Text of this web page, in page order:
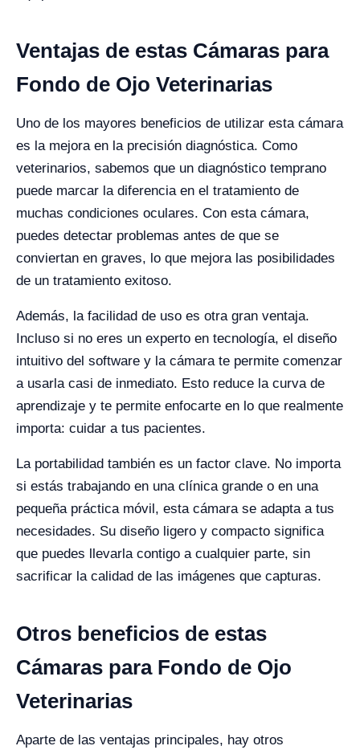
Ventajas de estas Cámaras para
Fondo de Ojo Veterinarias
Uno de los mayores beneficios de utilizar esta cámara
es la mejora en la precisión diagnóstica. Como
veterinarios, sabemos que un diagnóstico temprano
puede marcar la diferencia en el tratamiento de
muchas condiciones oculares. Con esta cámara,
puedes detectar problemas antes de que se
conviertan en graves, lo que mejora las posibilidades
de un tratamiento exitoso.
Además, la facilidad de uso es otra gran ventaja.
Incluso si no eres un experto en tecnología, el diseño
intuitivo del software y la cámara te permite comenzar
a usarla casi de inmediato. Esto reduce la curva de
aprendizaje y te permite enfocarte en lo que realmente
importa: cuidar a tus pacientes.
La portabilidad también es un factor clave. No importa
si estás trabajando en una clínica grande o en una
pequeña práctica móvil, esta cámara se adapta a tus
necesidades. Su diseño ligero y compacto significa
que puedes llevarla contigo a cualquier parte, sin
sacrificar la calidad de las imágenes que capturas.
Otros beneficios de estas
Cámaras para Fondo de Ojo
Veterinarias
Aparte de las ventajas principales, hay otros